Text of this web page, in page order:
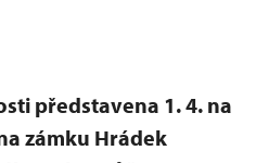
představena 1. 4. na
zámku Hrádek